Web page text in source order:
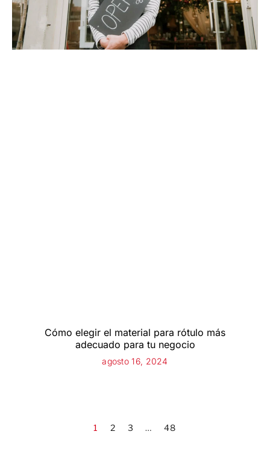
Cómo elegir el material para rótulo más
adecuado para tu negocio
agosto 16, 2024
1 2 3 … 48